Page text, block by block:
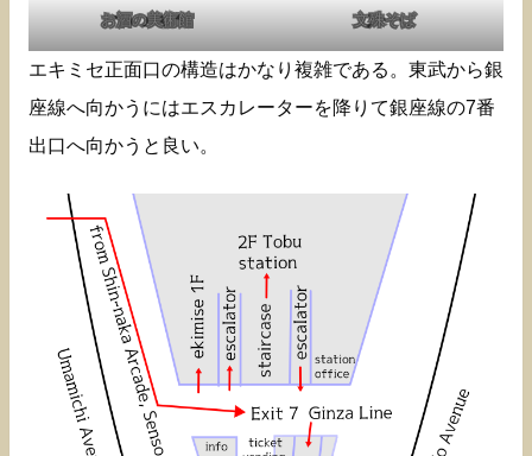
お酒の美術館 文殊そば
エキミセ正面口の構造はかなり複雑である。東武から銀
座線へ向かうにはエスカレーターを降りて銀座線の7番
出口へ向かうと良い。